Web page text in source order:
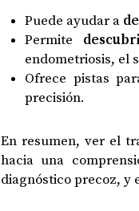
Puede ayudar a
Permite
endometriosis, el
Ofrece pistas
precisión.
En resumen, ver el
hacia una
diagnóstico precoz, y